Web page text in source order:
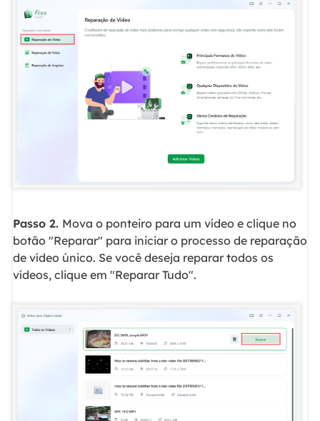
Passo 2. Mova o ponteiro para um vídeo e clique no
botão "Reparar" para iniciar o processo de reparação
de vídeo único. Se você deseja reparar todos os
vídeos, clique em "Reparar Tudo".